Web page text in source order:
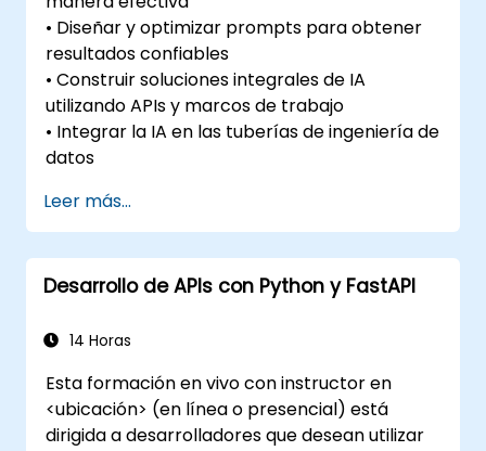
• Diseñar y optimizar prompts para obtener
resultados confiables
• Construir soluciones integrales de IA
utilizando APIs y marcos de trabajo
• Integrar la IA en las tuberías de ingeniería de
datos
Leer más...
Desarrollo de APIs con Python y FastAPI
14 Horas
Esta formación en vivo con instructor en
<ubicación> (en línea o presencial) está
dirigida a desarrolladores que desean utilizar